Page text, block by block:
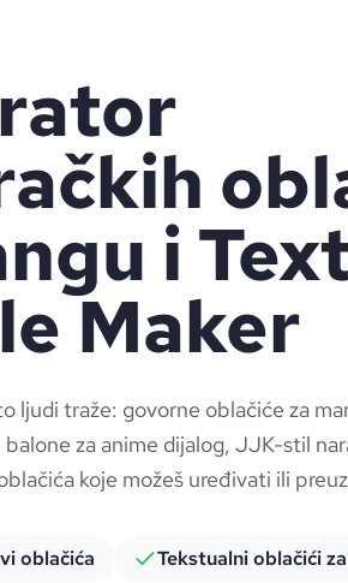
i
Maker
ljudi traže: govorne oblačiće za
za anime dijalog, JJK-stil
koje možeš uređivati ili
oblačića
Tekstualni oblačići